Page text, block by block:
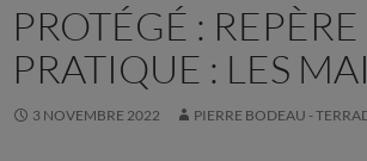
PROTÉGÉ :
PRATIQUE : LES
3 NOVEMBRE 2022 PIERRE BODEAU -